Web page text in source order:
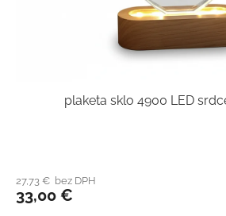
plaketa sklo 4900 LED
27,73 € bez DPH
33,00 €